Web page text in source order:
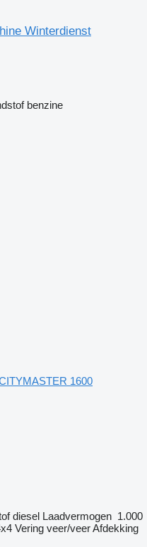
Winterdienst
benzine
1600
diesel Laadvermogen 1.000
Vering veer/veerAfdekking